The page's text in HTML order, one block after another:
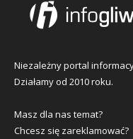
Niezależny portal
Działamy od 2010 roku.
Masz dla nas temat?
Chcesz się zareklamować?